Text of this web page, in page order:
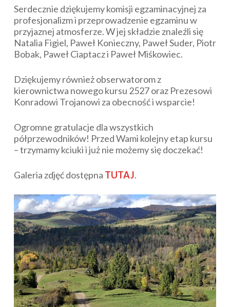
Serdecznie dziękujemy komisji egzaminacyjnej za
profesjonalizm i przeprowadzenie egzaminu w
przyjaznej atmosferze. W jej składzie znaleźli się
Natalia Figiel, Paweł Konieczny, Paweł Suder, Piotr
Bobak, Paweł Ciaptacz i Paweł Miśkowiec.
Dziękujemy również obserwatorom z
kierownictwa nowego kursu 2527 oraz Prezesowi
Konradowi Trojanowi za obecność i wsparcie!
Ogromne gratulacje dla wszystkich
półprzewodników! Przed Wami kolejny etap kursu
– trzymamy kciuki i już nie możemy się doczekać!
Galeria zdjęć dostępna TUTAJ.